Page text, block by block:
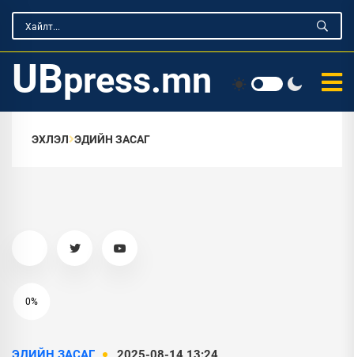
UBpress.mn
ЭХЛЭЛ ЭДИЙН ЗАСАГ
0%